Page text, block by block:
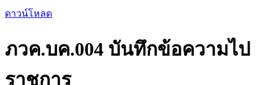
ดาวน์โหลด
ภวค.บค.004 บันทึกข้อความไป
ราชการ